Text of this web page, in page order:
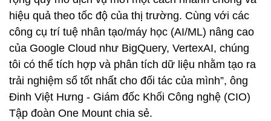
hiệu quả theo tốc độ của thị trường. Cùng với các
công cụ trí tuệ nhân tạo/máy học (AI/ML) nâng cao
của Google Cloud như BigQuery, VertexAI, chúng
tôi có thể tích hợp và phân tích dữ liệu nhằm tạo ra
trải nghiệm số tốt nhất cho đối tác của mình”, ông
Đinh Việt Hưng - Giám đốc Khối Công nghệ (CIO)
Tập đoàn One Mount chia sẻ.